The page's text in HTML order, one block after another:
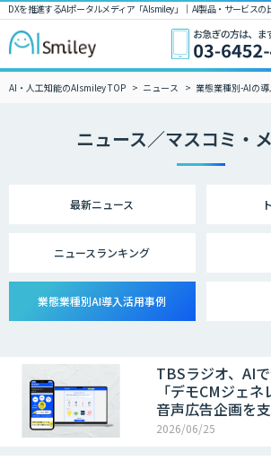
DXを推進するAIポータルメディア「AIsmiley」｜ AI製品・サービスの
AI・人工知能のAIsmiley TOP ニュース 業態業種別-AIの
ニュース／マスコミ・
最新ニュース
ニュース ランキング
業態業種別AI導入活用事例
TBSラジオ、AI
「デモCMジェネ
音声広告企画を
2026/06/25